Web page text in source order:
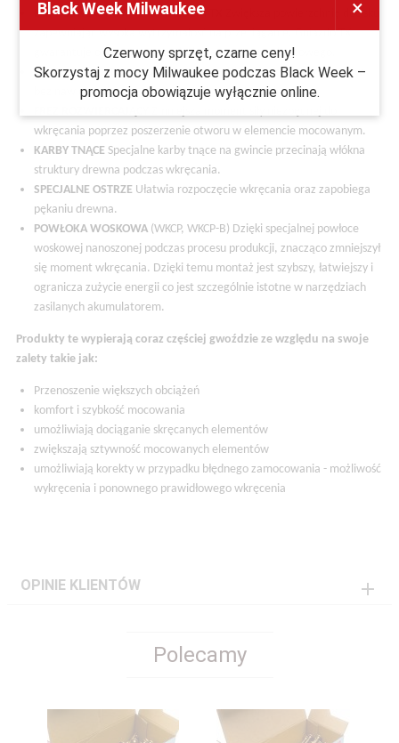
ŁEB PODKŁADKOWY Z GNIAZDEM TX
Zwiększa powierzchnię docisku
zapewniając wysoką wytrzymałość na przeciąganie. Gniazdo TX
gwarantuje optymalne przeniesienie momentu obrotowego.
DUŻY MOMENT SKRĘCAJĄCY Daje możliwość wkręcania wkrętów
bez nawiercania nawet w twardych gatunkach drewna.
wkręcania poprzez poszerzenie otworu w elemencie mocowanym.
KARBY TNĄCE Specjalne karby tnące na gwincie przecinają włókna
struktury drewna podczas wkręcania.
SPECJALNE OSTRZE Ułatwia rozpoczęcie wkręcania oraz zapobiega
pękaniu drewna.
POWŁOKA WOSKOWA (WKCP, WKCP-B) Dzięki specjalnej powłoce
woskowej nanoszonej podczas procesu produkcji, znacząco zmniejszył
się moment wkręcania. Dzięki temu montaż jest szybszy, łatwiejszy i
ogranicza zużycie energii co jest szczególnie istotne w narzędziach
zasilanych akumulatorem.
Produkty te wypierają coraz częściej gwoździe ze względu na swoje
zalety takie jak:
Przenoszenie większych obciążeń
komfort i szybkość mocowania
umożliwiają dociąganie skręcanych elementów
zwiększają sztywność mocowanych elementów
umożliwiają korekty w przypadku błędnego zamocowania - możliwość
wykręcenia i ponownego prawidłowego wkręcenia
OPINIE KLIENTÓW
Polecamy
×
Black Week Milwaukee
Czerwony sprzęt, czarne ceny!
Skorzystaj z mocy Milwaukee podczas Black Week –
promocja obowiązuje wyłącznie online.